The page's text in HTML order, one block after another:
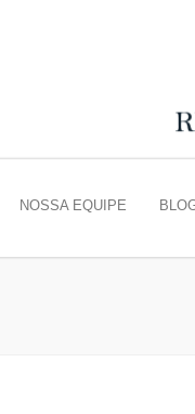
NOSSA EQUIPE